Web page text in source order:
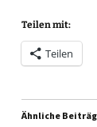
Teilen mit:
Teilen
Ähnliche